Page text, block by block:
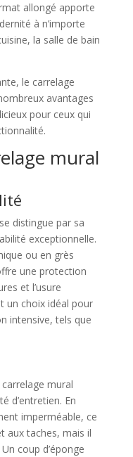
allongé apporte
à n’importe
la salle de bain
le carrelage
avantages
pour ceux qui
mural
distingue par sa
exceptionnelle.
ou en grès
une protection
et l’usure
un choix idéal pour
intensive, tels que
carrelage mural
d’entretien. En
imperméable, ce
aux taches, mais il
coup d’éponge